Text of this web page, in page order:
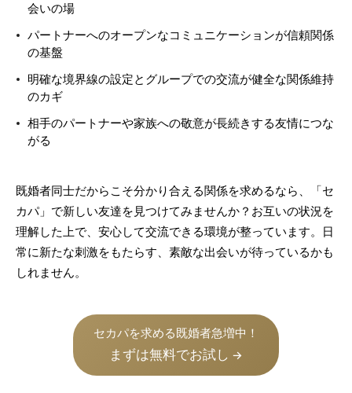
会いの場
パートナーへのオープンなコミュニケーションが信頼関係
の基盤
明確な境界線の設定とグループでの交流が健全な関係維持
のカギ
相手のパートナーや家族への敬意が長続きする友情につな
がる
既婚者同士だからこそ分かり合える関係を求めるなら、「セ
カパ」で新しい友達を見つけてみませんか？お互いの状況を
理解した上で、安心して交流できる環境が整っています。日
常に新たな刺激をもたらす、素敵な出会いが待っているかも
しれません。
セカパを求める既婚者急増中！
まずは無料でお試し →